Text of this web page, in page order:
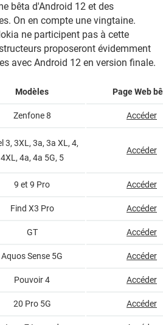
bêta d'Android 12 et des
On en compte une vingtaine.
ne participent pas à cette
proposeront évidemment
avec Android 12 en version finale.
Modèles Page Web
Zenfone 8 Accéder
3, 3XL, 3a, 3a XL, 4,
4XL, 4a, 4a 5G, 5
Accéder
9 et 9 Pro Accéder
Find X3 Pro Accéder
GT Accéder
Aquos Sense 5G Accéder
Pouvoir 4 Accéder
20 Pro 5G Accéder